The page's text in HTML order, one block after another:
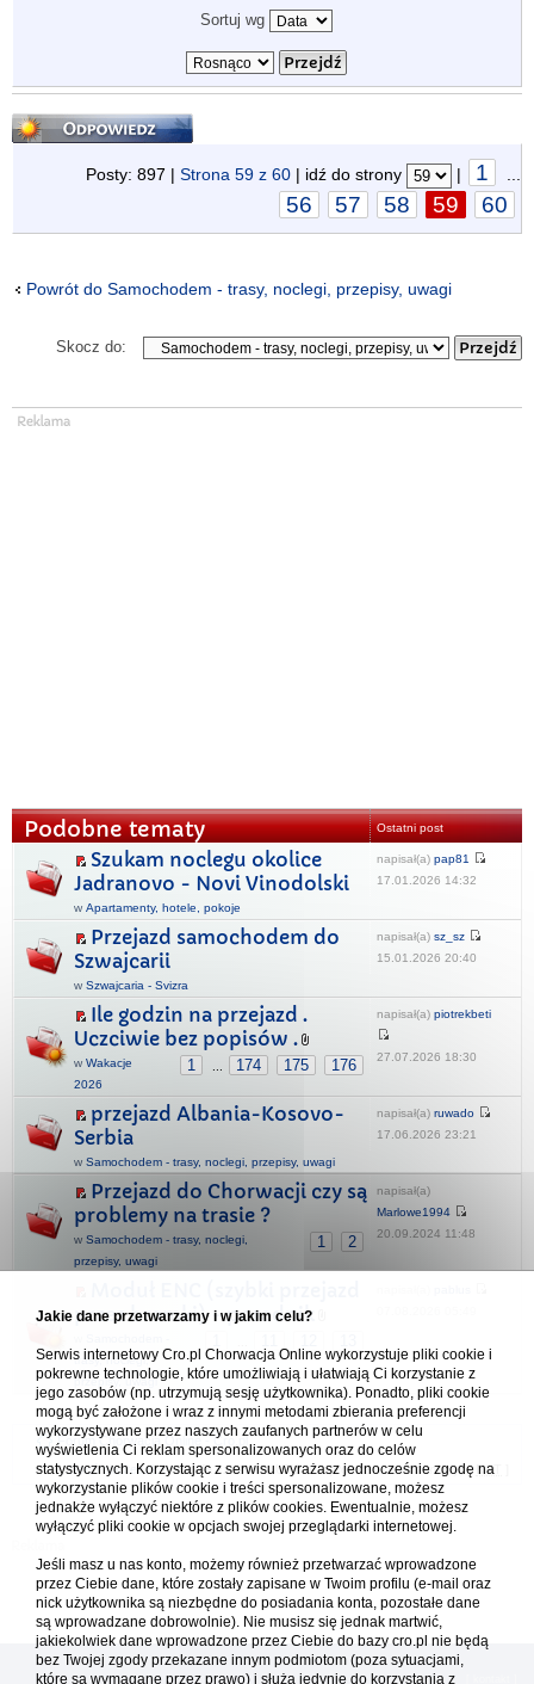
Sortuj wg
Odpowiedz
Posty: 897 | Strona 59 z 60 | idź do strony | 1 ...
56 57 58 59 60
Powrót do Samochodem - trasy, noclegi, przepisy, uwagi
Skocz do:
Podobne tematy Ostatni post
Szukam noclegu okolice
Jadranovo - Novi Vinodolski
w Apartamenty, hotele, pokoje
napisał(a) pap81
17.01.2026 14:32
Przejazd samochodem do
Szwajcarii
w Szwajcaria - Svizra
napisał(a) sz_sz
15.01.2026 20:40
Ile godzin na przejazd .
Uczciwie bez popisów .
1 ... 174 175 176
w Wakacje
2026
napisał(a) piotrekbeti
27.07.2026 18:30
przejazd Albania-Kosovo-
Serbia
w Samochodem - trasy, noclegi, przepisy, uwagi
napisał(a) ruwado
17.06.2026 23:21
Przejazd do Chorwacji czy są
problemy na trasie ?
1 2
w Samochodem - trasy, noclegi,
przepisy, uwagi
napisał(a)
Marlowe1994
20.09.2024 11:48
przez bramki) - poradnik
trasy, noclegi,
przepisy, uwagi
Forum Chorwacja Online - Cro.pl
Usuń ciasteczka• Strefa czasowa: UTC + 1 (Polska - czas zimowy) [ DST
[reklama ] [
Jakie dane przetwarzamy i w jakim celu?
Serwis internetowy Cro.pl Chorwacja Online wykorzystuje pliki cookie i
pokrewne technologie, które umożliwiają i ułatwiają Ci korzystanie z
jego zasobów (np. utrzymują sesję użytkownika). Ponadto, pliki cookie
mogą być założone i wraz z innymi metodami zbierania preferencji
wykorzystywane przez naszych zaufanych partnerów w celu
wyświetlenia Ci reklam spersonalizowanych oraz do celów
statystycznych. Korzystając z serwisu wyrażasz jednocześnie zgodę na
wykorzystanie plików cookie i treści spersonalizowane, możesz
jednakże wyłączyć niektóre z plików cookies. Ewentualnie, możesz
wyłączyć pliki cookie w opcjach swojej przeglądarki internetowej.
Jeśli masz u nas konto, możemy również przetwarzać wprowadzone
przez Ciebie dane, które zostały zapisane w Twoim profilu (e-mail oraz
nick użytkownika są niezbędne do posiadania konta, pozostałe dane
są wprowadzane dobrowolnie). Nie musisz się jednak martwić,
jakiekolwiek dane wprowadzone przez Ciebie do bazy cro.pl nie będą
bez Twojej zgody przekazane innym podmiotom (poza sytuacjami,
które są wymagane przez prawo) i służą jedynie do korzystania z